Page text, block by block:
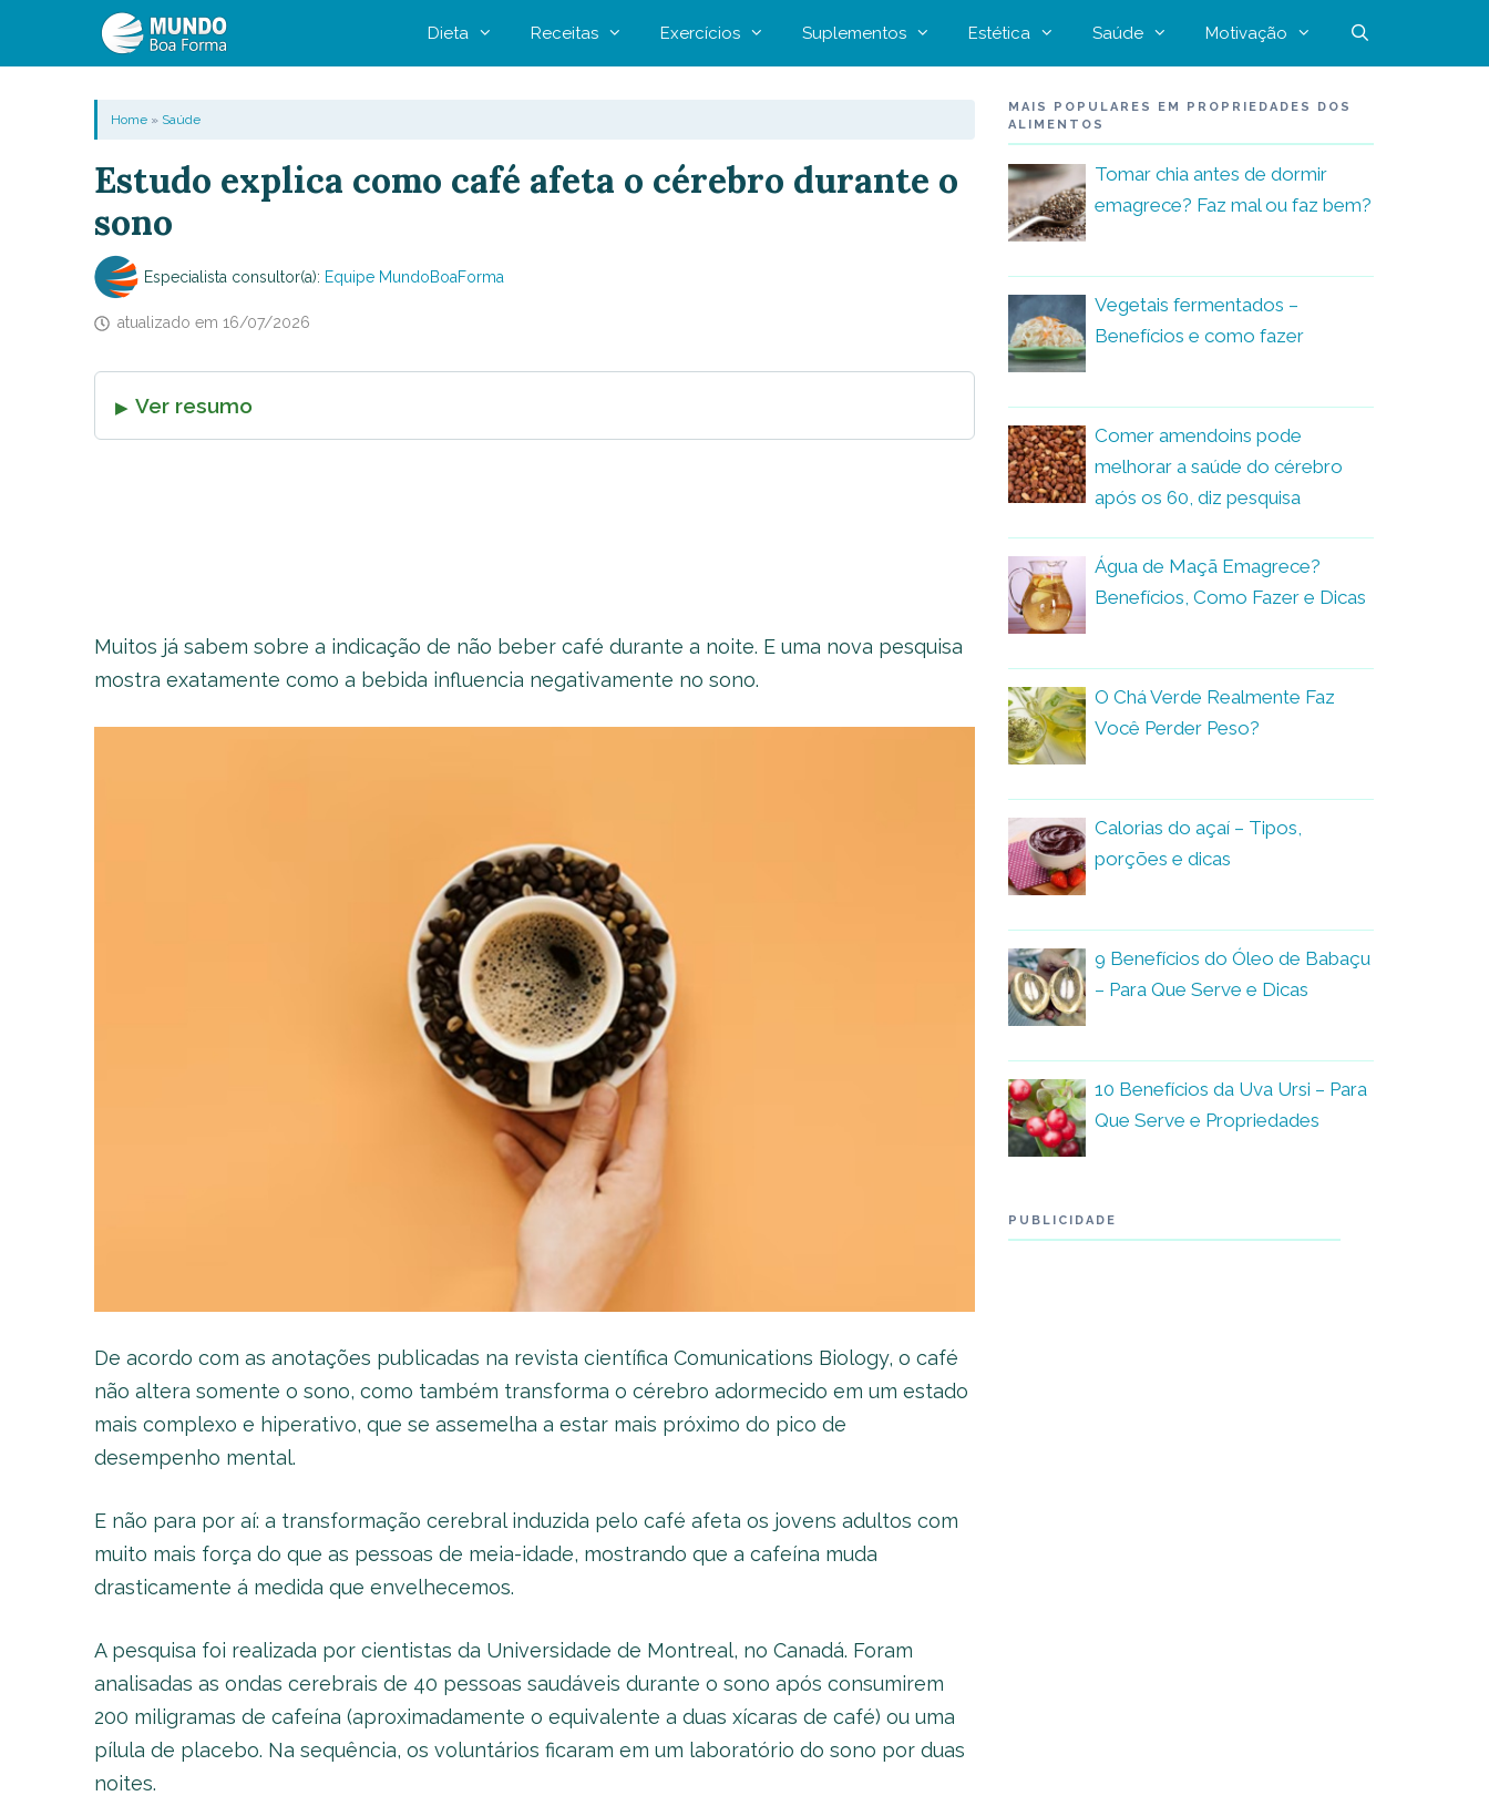
Dieta Receitas Exercícios Suplementos Estética Saúde Motivação
Home» Saúde
Estudo explica como café afeta o cérebro durante o
sono
Especialista consultor(a): Equipe MundoBoaForma
atualizado em 16/07/2026
Ver resumo
Muitos já sabem sobre a indicação de não beber café durante a noite. E uma nova pesquisa
mostra exatamente como a bebida influencia negativamente no sono.
De acordo com as anotações publicadas na revista científica Comunications Biology, o café
não altera somente o sono, como também transforma o cérebro adormecido em um estado
mais complexo e hiperativo, que se assemelha a estar mais próximo do pico de
desempenho mental.
E não para por aí: a transformação cerebral induzida pelo café afeta os jovens adultos com
muito mais força do que as pessoas de meia-idade, mostrando que a cafeína muda
drasticamente á medida que envelhecemos.
A pesquisa foi realizada por cientistas da Universidade de Montreal, no Canadá. Foram
analisadas as ondas cerebrais de 40 pessoas saudáveis durante o sono após consumirem
200 miligramas de cafeína (aproximadamente o equivalente a duas xícaras de café) ou uma
pílula de placebo. Na sequência, os voluntários ficaram em um laboratório do sono por duas
noites.
MAIS POPULARES EM PROPRIEDADES DOS
ALIMENTOS
Tomar chia antes de dormir
emagrece? Faz mal ou faz bem?
Vegetais fermentados –
Benefícios e como fazer
Comer amendoins pode
melhorar a saúde do cérebro
após os 60, diz pesquisa
Água de Maçã Emagrece?
Benefícios, Como Fazer e Dicas
O Chá Verde Realmente Faz
Você Perder Peso?
Calorias do açaí – Tipos,
porções e dicas
9 Benefícios do Óleo de Babaçu
– Para Que Serve e Dicas
10 Benefícios da Uva Ursi – Para
Que Serve e Propriedades
PUBLICIDADE